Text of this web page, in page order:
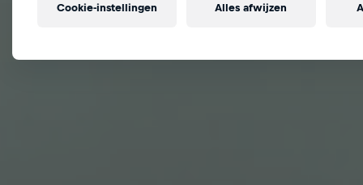
Alles afwijzen
Cookie-instellingen